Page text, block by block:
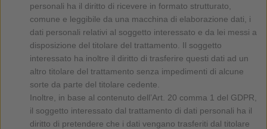
personali ha il diritto di ricevere in formato strutturato,
comune e leggibile da una macchina di elaborazione dati, i
dati personali relativi al soggetto interessato e da lei messi a
disposizione del titolare del trattamento. Il soggetto
interessato ha inoltre il diritto di trasferire questi dati ad un
altro titolare del trattamento senza impedimenti di alcune
sorte da parte del titolare cedente.
Inoltre, in base al contenuto dell’Art. 20 comma 1 del GDPR,
il soggetto interessato dal trattamento di dati personali ha il
diritto di pretendere che i dati vengano trasferiti dal titolare